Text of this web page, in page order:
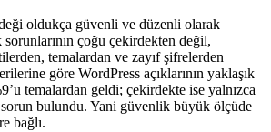
oldukça güvenli ve düzenli olarak
çoğu çekirdekten değil,
temalardan ve zayıf şifrelerden
göre WordPress açıklarının yaklaşık
temalardan geldi; çekirdekte ise yalnızca
bulundu. Yani güvenlik büyük ölçüde
bağlı.